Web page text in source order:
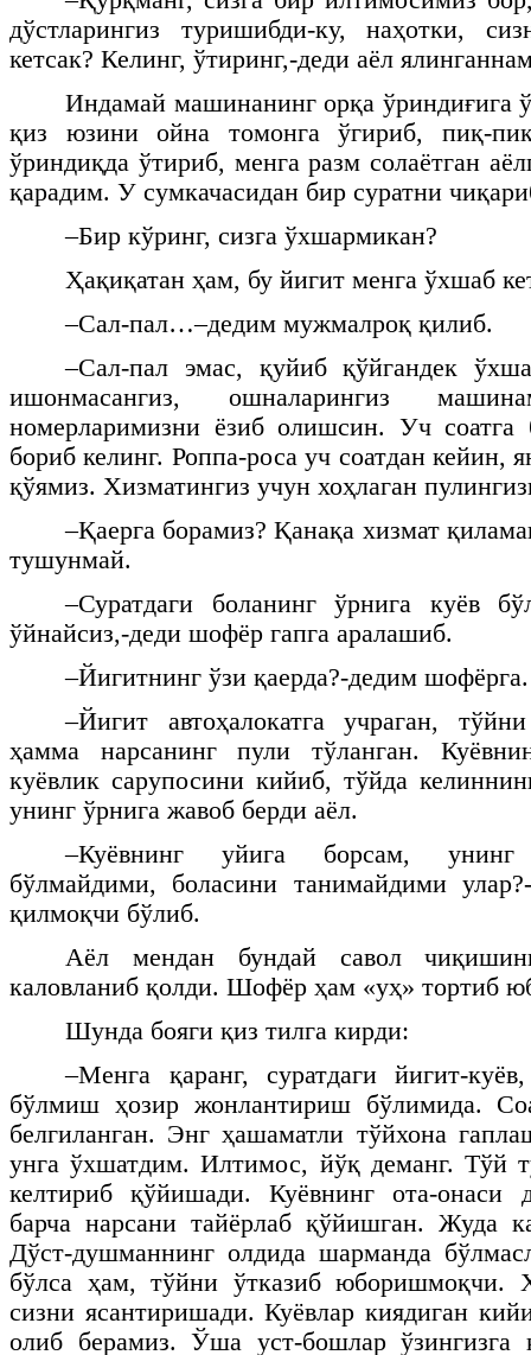
дўстларингиз туришибди-ку, наҳотки,
кетсак? Келинг, ўтиринг,-деди аёл
Индамай машинанинг орқа ўриндиғига
қиз юзини ойна томонга ўгириб, пиқ-
ўриндиқда ўтириб, менга разм солаётган
қарадим. У сумкачасидан бир суратни
–Бир кўринг, сизга ўхшармикан?
Ҳақиқатан ҳам, бу йигит менга ўхшаб
–Сал-пал…–дедим мужмалроқ қилиб.
–Сал-пал эмас, қуйиб қўйгандек
ишонмасангиз, ошналарингиз
номерларимизни ёзиб олишсин. Уч
бориб келинг. Роппа-роса уч соатдан кейин,
қўямиз. Хизматингиз учун хоҳлаган
–Қаерга борамиз? Қанақа хизмат
тушунмай.
–Суратдаги боланинг ўрнига куёв
ўйнайсиз,-деди шофёр гапга аралашиб.
–Йигитнинг ўзи қаерда?-дедим шофёрга.
–Йигит автоҳалокатга учраган,
ҳамма нарсанинг пули тўланган.
куёвлик сарупосини кийиб, тўйда
унинг ўрнига жавоб берди аёл.
–Куёвнинг уйига борсам, унинг
бўлмайдими, боласини танимайдими
қилмоқчи бўлиб.
Аёл мендан бундай савол
каловланиб қолди. Шофёр ҳам «уҳ» тортиб
Шунда бояги қиз тилга кирди:
–Менга қаранг, суратдаги йигит-
бўлмиш ҳозир жонлантириш бўлимида.
белгиланган. Энг ҳашаматли тўйхона
унга ўхшатдим. Илтимос, йўқ деманг. Тўй
келтириб қўйишади. Куёвнинг ота-онаси
барча нарсани тайёрлаб қўйишган. Жуда
Дўст-душманнинг олдида шарманда
бўлса ҳам, тўйни ўтказиб юборишмоқчи.
сизни ясантиришади. Куёвлар киядиган
олиб берамиз. Ўша уст-бошлар ўзингизга